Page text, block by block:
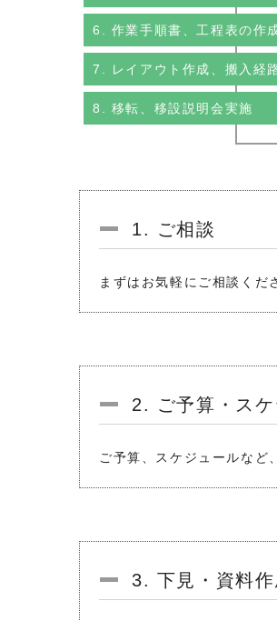
6. 作業手順書、工程表の作
7. レイアウト作成、搬入経
8. 移転、移設説明会実施
1. ご相談
まずはお気軽にご相談く
2. ご予算・ス
ご予算、スケジュールなど
3. 下見・資料